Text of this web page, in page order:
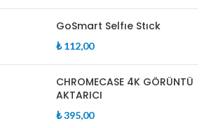
GoSmart Selfıe Stıck
₺112,00
CHROMECASE 4K GÖRÜNTÜ
AKTARICI
₺395,00